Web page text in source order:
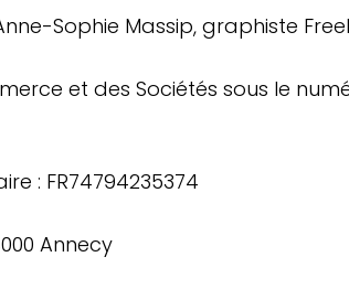
Sophie Massip, graphiste
et des Sociétés sous le
: FR74794235374
Annecy